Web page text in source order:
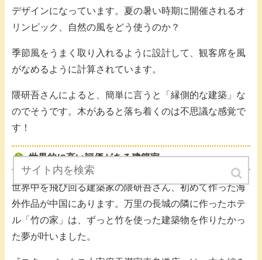
デザインになっています。夏の暑い時期に開催されるオ
リンピック、自然の風をどう使うのか？
季節風をうまく取り入れるように設計して、観客席を風
がなめるように計算されています。
隈研吾さんによると、簡単に言うと「縁側的な建築」な
のでそうです。木があると落ち着くのは不思議な感覚で
す！
世界的に高い評価がある建築家
世界中を飛び回る建築家の隈研吾さん、初めて作った海
外作品が中国にあります。万里の長城の隣に作ったホテ
ル「竹の家」は、ずっと竹を使った建築物を作りたかっ
た夢が叶いました。